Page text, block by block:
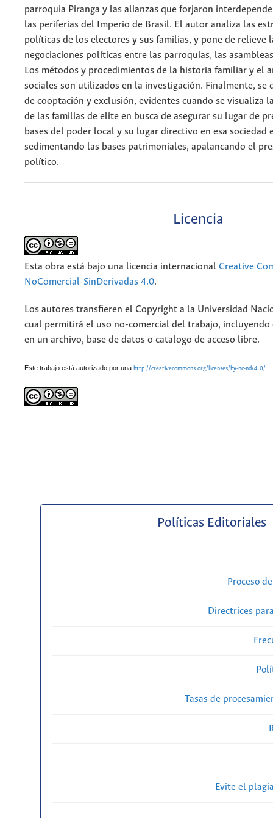
parroquia Piranga y las alianzas que forjaron
las periferias del Imperio de Brasil. El autor analiza las
políticas de los electores y sus familias, y pone de relieve
negociaciones políticas entre las parroquias, las
Los métodos y procedimientos de la historia familiar y el
sociales son utilizados en la investigación. Finalmente, se
de cooptación y exclusión, evidentes cuando se visualiza
de las familias de elite en busca de asegurar su lugar de
bases del poder local y su lugar directivo en esa sociedad
sedimentando las bases patrimoniales, apalancando el
político.
Licencia
Esta obra está bajo una licencia internacional Creative
NoComercial-SinDerivadas 4.0.
Los autores transfieren el Copyright a la Universidad
cual permitirá el uso no-comercial del trabajo, incluyendo
en un archivo, base de datos o catalogo de acceso libre.
Este trabajo está autorizado por una http://creativecommons.org/licenses/by-nc-nd/4.0/
Políticas Editoriales
Proceso
Directrices
Tasas de
Evite el